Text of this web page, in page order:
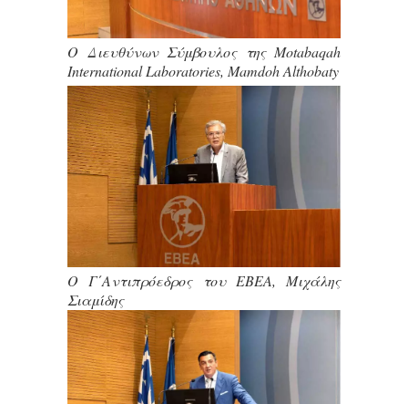
O Διευθύνων Σύμβουλος της Motabaqah
International Laboratories, Mamdoh Althobaty
O Γ΄Αντιπρόεδρος του ΕΒΕΑ, Μιχάλης
Σιαμίδης